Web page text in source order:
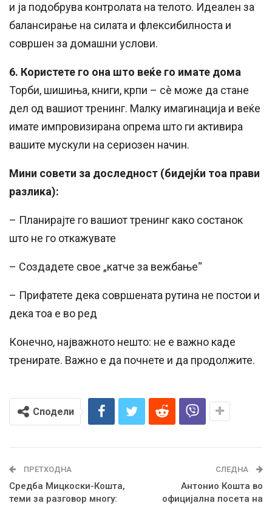
и ја подобрува контролата на телото. Идеален за
балансирање на силата и флексибилноста и
совршен за домашни услови.
6. Користете го она што веќе го имате дома
Торби, шишиња, книги, крпи – сè може да стане
дел од вашиот тренинг. Малку имагинација и веќе
имате импровизирана опрема што ги активира
вашите мускули на сериозен начин.
Мини совети за доследност (бидејќи тоа прави
разлика):
– Планирајте го вашиот тренинг како состанок
што не го откажувате
– Создадете свое „катче за вежбање“
– Прифатете дека совршената рутина не постои и
дека тоа е во ред
Конечно, најважното нешто: не е важно каде
тренирате. Важно е да почнете и да продолжите.
Сподели
ПРЕТХОДНА
Средба Мицкоски-Кошта,
теми за разговор многу:
СЛЕДНА
Антонио Кошта во
официјална посета на